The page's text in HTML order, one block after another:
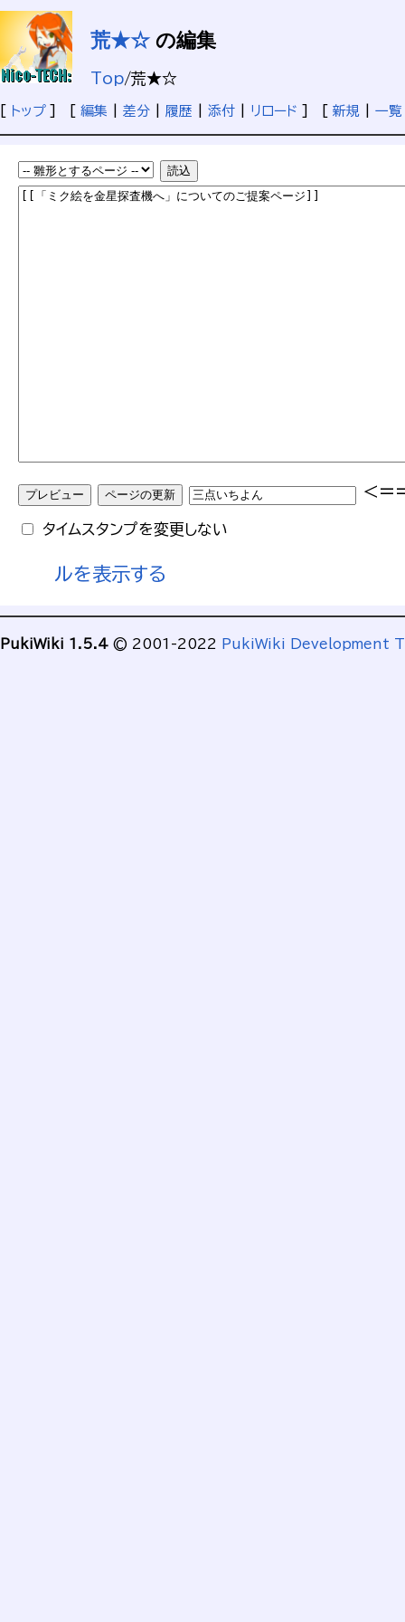
荒★☆ の編集
Top/荒★☆
トップ] [ 編集 差分 履歴 添付 リロード 新規 一覧
タイムスタンプを変更しない
ルを表示する
PukiWiki 1.5.4 © 2001-2022 PukiWiki Development